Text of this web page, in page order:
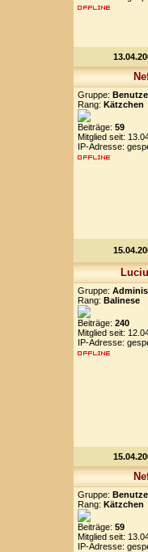
Gruppe:
Rang: Kätzchen
Beiträge: 59
Mitglied seit:
IP-Adresse:
Gruppe:
Rang: Balinese
Beiträge: 240
Mitglied seit:
IP-Adresse:
Gruppe:
Rang: Kätzchen
Beiträge: 59
Mitglied seit:
IP-Adresse: